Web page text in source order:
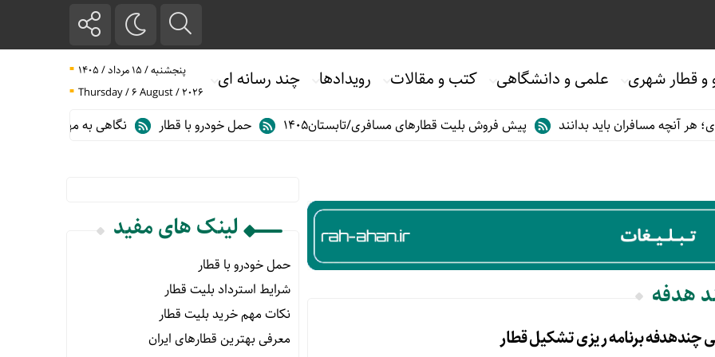
و قطار شهری علمی و دانشگاهی کتب و مقالات رویدادها چند رسانه ای
پنجشنبه / ۱۵ مرداد / ۱۴۰۵
Thursday / 6 August / 2026
آنچه مسافران باید بدانند پیش فروش بلیت قطارهای مسافری/تابستان۱۴۰۵ حمل خودرو با قطار نگاهی به مهم ترین آمارهای حمل و
هدفه
برنامه ریزی تشکیل قطار
لینک های مفید
حمل خودرو با قطار
شرایط استرداد بلیت قطار
نکات مهم خرید بلیت قطار
معرفی بهترین قطارهای ایران